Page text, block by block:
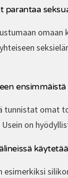
parantaa
omaan
tunnistat omat
on
esimerkiksi